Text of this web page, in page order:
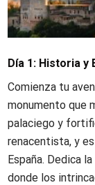
Día 1: Historia y
Comienza tu
monumento que
palaciego y
renacentista, y
España. Dedica
donde los